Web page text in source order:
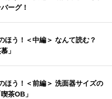
ーグ！
ほう！＜中編＞ なんて読む？
」
ほう！＜前編＞ 洗面器サイズの
茶OB」